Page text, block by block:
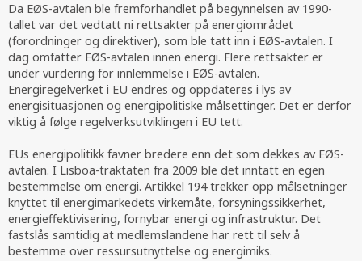
Da EØS-avtalen ble fremforhandlet på begynnelsen av 1990-
tallet var det vedtatt ni rettsakter på energiområdet
(forordninger og direktiver), som ble tatt inn i EØS-avtalen. I
dag omfatter EØS-avtalen innen energi. Flere rettsakter er
under vurdering for innlemmelse i EØS-avtalen.
Energiregelverket i EU endres og oppdateres i lys av
energisituasjonen og energipolitiske målsettinger. Det er derfor
viktig å følge regelverksutviklingen i EU tett.
EUs energipolitikk favner bredere enn det som dekkes av EØS-
avtalen. I Lisboa-traktaten fra 2009 ble det inntatt en egen
bestemmelse om energi. Artikkel 194 trekker opp målsetninger
knyttet til energimarkedets virkemåte, forsyningssikkerhet,
energieffektivisering, fornybar energi og infrastruktur. Det
fastslås samtidig at medlemslandene har rett til selv å
bestemme over ressursutnyttelse og energimiks.